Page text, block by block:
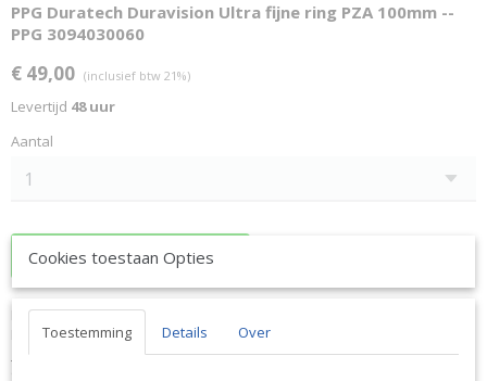
PPG Duratech Duravision Ultra fijne ring PZA 100mm --
PPG 3094030060
€ 49,00 (inclusief btw 21%)
Levertijd 48 uur
Aantal
In winkelwagen
Duratech Duravision Ultra fijne ring PZA 100mm
PPG 3094030060
OMSCHRIJVING
Cookies toestaan Opties
Toestemming Details Over